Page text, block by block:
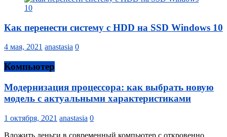
Как перенести систему с HDD на SSD Windows 10
4 мая, 2021 anastasia 0
Компьютер
Модернизация процессора: как выбрать новую
модель с актуальными характеристиками
1 октября, 2021 anastasia 0
Вложить деньги в современный компьютер с откровенно